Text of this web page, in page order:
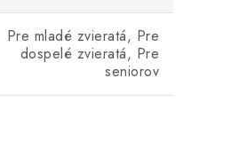
Pre mladé zvieratá, Pre
dospelé zvieratá, Pre
seniorov